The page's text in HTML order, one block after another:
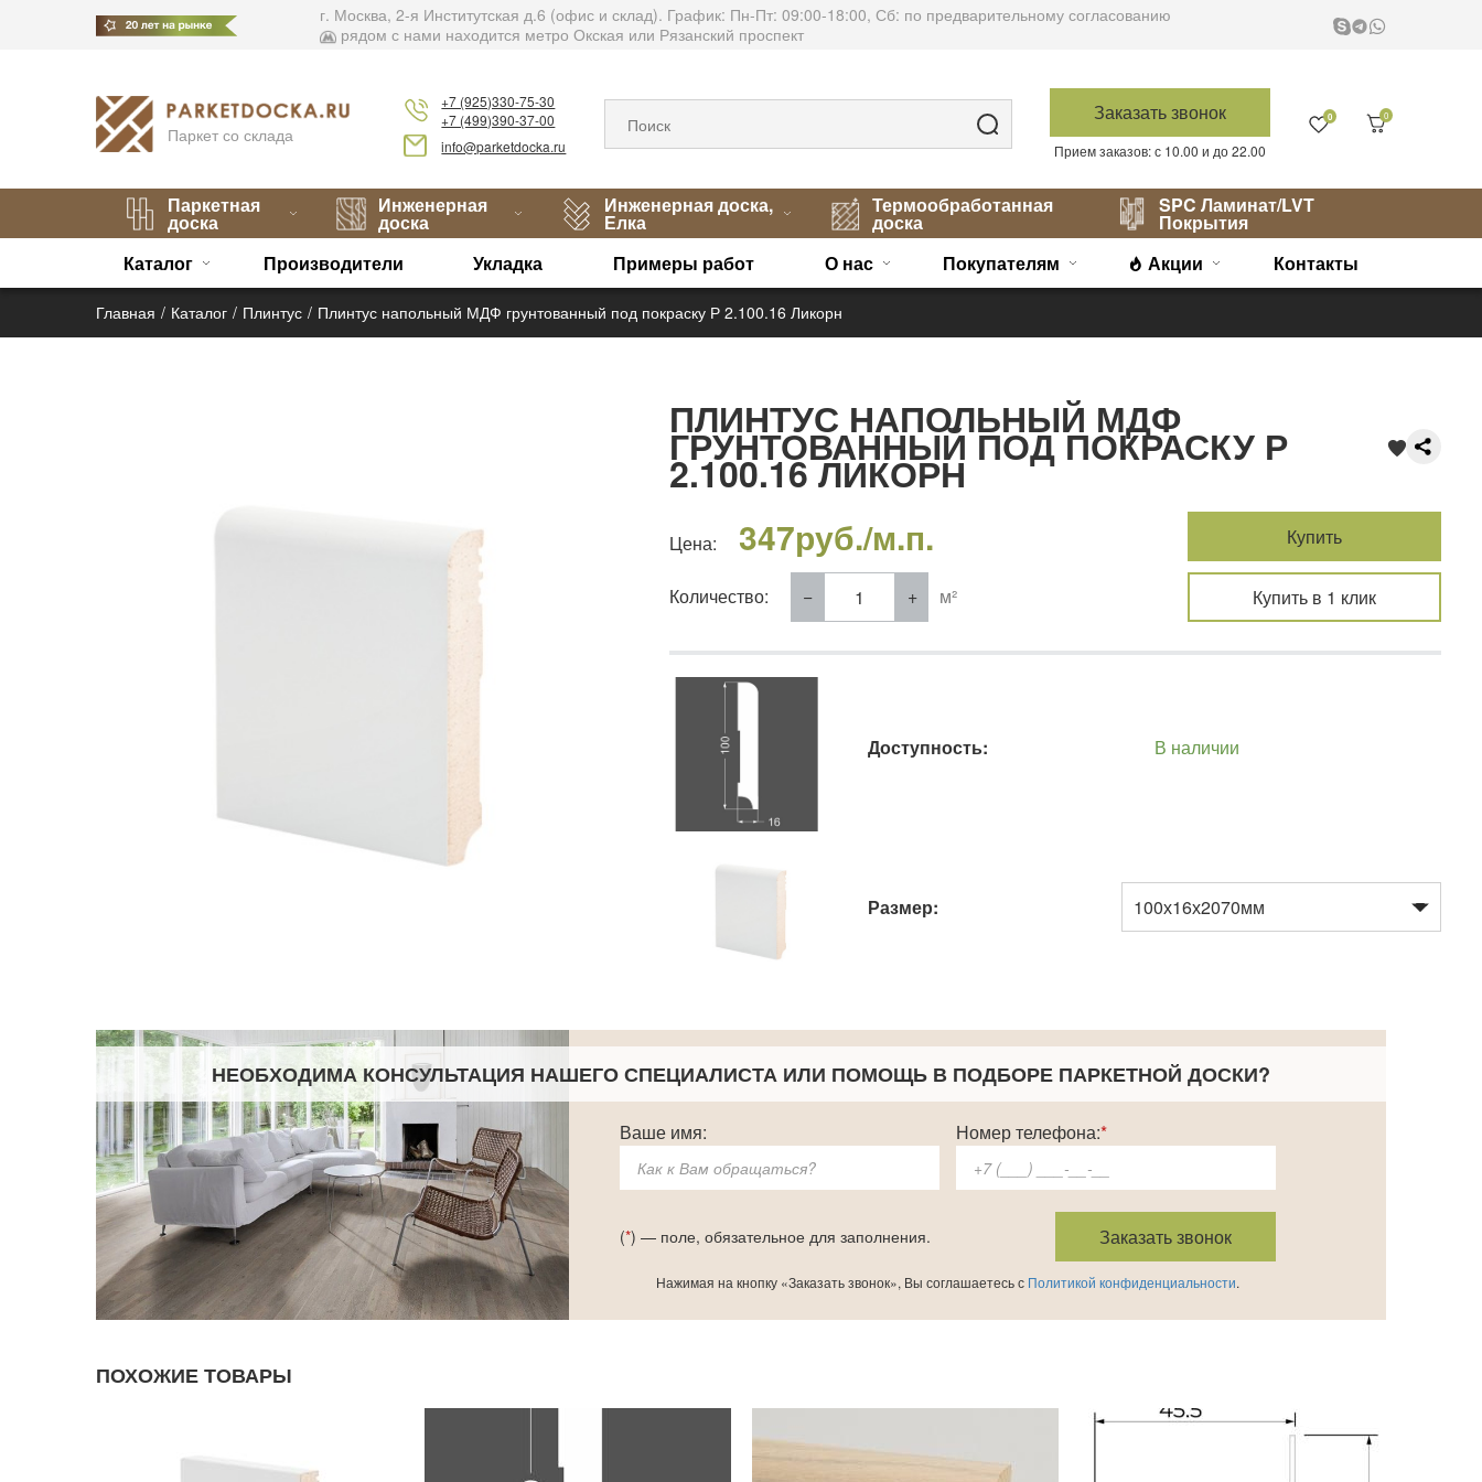
г. Москва, 2-я Институтская д.6 (офис и склад). График: Пн-Пт: 09:00-18:00, Сб: по предварительному согласованию
рядом с нами находится метро Окская или Рязанский проспект
Паркет со склада
+7 (925)330-75-30
+7 (499)390-37-00
info@parketdocka.ru
Заказать звонок
Прием заказов: с 10.00 и до 22.00
0 0
Паркетная
доска
Инженерная
доска
Инженерная доска,
Елка
Термообработанная
доска
SPC Ламинат/LVT
Покрытия
Каталог
Производители Укладка Примеры работ О нас Покупателям Акции Контакты
Главная Каталог Плинтус Плинтус напольный МДФ грунтованный под покраску Р 2.100.16 Ликорн
ПЛИНТУС НАПОЛЬНЫЙ МДФ
ГРУНТОВАННЫЙ ПОД ПОКРАСКУ Р
2.100.16 ЛИКОРН
Цена: 347руб./м.п.
Количество: м²
Купить
Купить в 1 клик
Доступность: В наличии
Размер:
НЕОБХОДИМА КОНСУЛЬТАЦИЯ НАШЕГО СПЕЦИАЛИСТА ИЛИ ПОМОЩЬ В ПОДБОРЕ ПАРКЕТНОЙ ДОСКИ?
Ваше имя: Номер телефона:*
(*) — поле, обязательное для заполнения.
Нажимая на кнопку «Заказать звонок», Вы соглашаетесь с Политикой конфиденциальности.
ПОХОЖИЕ ТОВАРЫ